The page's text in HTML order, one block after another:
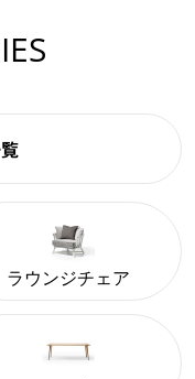
ラウンジチェア